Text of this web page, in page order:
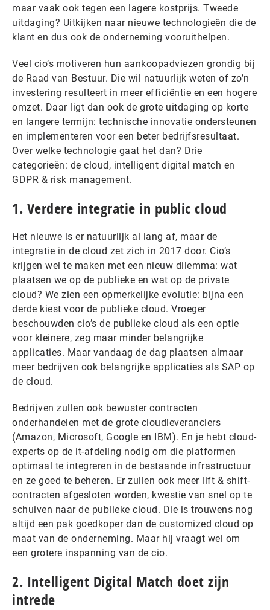
maar vaak ook tegen een lagere kostprijs. Tweede
uitdaging? Uitkijken naar nieuwe technologieën die de
klant en dus ook de onderneming vooruithelpen.
Veel cio’s motiveren hun aankoopadviezen grondig bij
de Raad van Bestuur. Die wil natuurlijk weten of zo’n
investering resulteert in meer efficiëntie en een hogere
omzet. Daar ligt dan ook de grote uitdaging op korte
en langere termijn: technische innovatie ondersteunen
en implementeren voor een beter bedrijfsresultaat.
Over welke technologie gaat het dan? Drie
categorieën: de cloud, intelligent digital match en
GDPR & risk management.
1. Verdere integratie in public cloud
Het nieuwe is er natuurlijk al lang af, maar de
integratie in de cloud zet zich in 2017 door. Cio’s
krijgen wel te maken met een nieuw dilemma: wat
plaatsen we op de publieke en wat op de private
cloud? We zien een opmerkelijke evolutie: bijna een
derde kiest voor de publieke cloud. Vroeger
beschouwden cio’s de publieke cloud als een optie
voor kleinere, zeg maar minder belangrijke
applicaties. Maar vandaag de dag plaatsen almaar
meer bedrijven ook belangrijke applicaties als SAP op
de cloud.
Bedrijven zullen ook bewuster contracten
onderhandelen met de grote cloudleveranciers
(Amazon, Microsoft, Google en IBM). En je hebt cloud-
experts op de it-afdeling nodig om die platformen
optimaal te integreren in de bestaande infrastructuur
en ze goed te beheren. Er zullen ook meer lift & shift-
contracten afgesloten worden, kwestie van snel op te
schuiven naar de publieke cloud. Die is trouwens nog
altijd een pak goedkoper dan de customized cloud op
maat van de onderneming. Maar hij vraagt wel om
een grotere inspanning van de cio.
2. Intelligent Digital Match doet zijn
intrede